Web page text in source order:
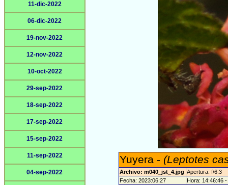
11-dic-2022
06-dic-2022
19-nov-2022
12-nov-2022
10-oct-2022
29-sep-2022
18-sep-2022
17-sep-2022
15-sep-2022
11-sep-2022
04-sep-2022
Yuyera - (Leptotes
Archivo: m040_jst_4.jpg Apertura: f/6.3
Fecha: 2023:06:27
Hora: 14:46:46